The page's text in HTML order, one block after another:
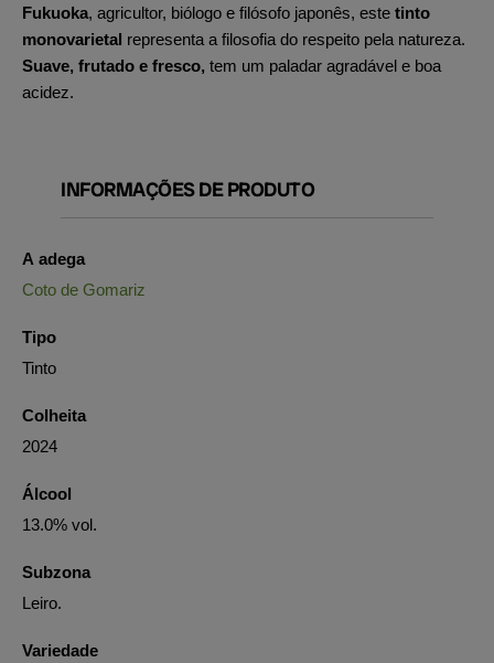
Fukuoka, agricultor, biólogo e filósofo japonês, este tinto
monovarietal representa a filosofia do respeito pela natureza.
Suave, frutado e fresco, tem um paladar agradável e boa
acidez.
INFORMAÇÕES DE PRODUTO
A adega
Coto de Gomariz
Tipo
Tinto
Colheita
2024
Álcool
13.0% vol.
Subzona
Leiro.
Variedade